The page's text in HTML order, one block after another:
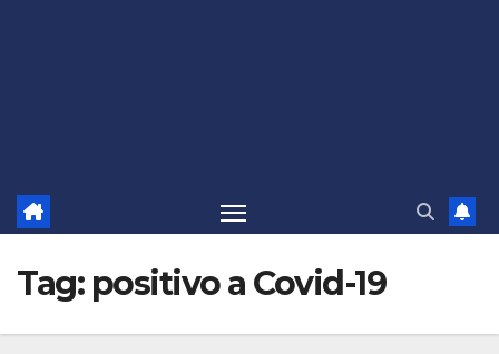
Tag: positivo a Covid-19